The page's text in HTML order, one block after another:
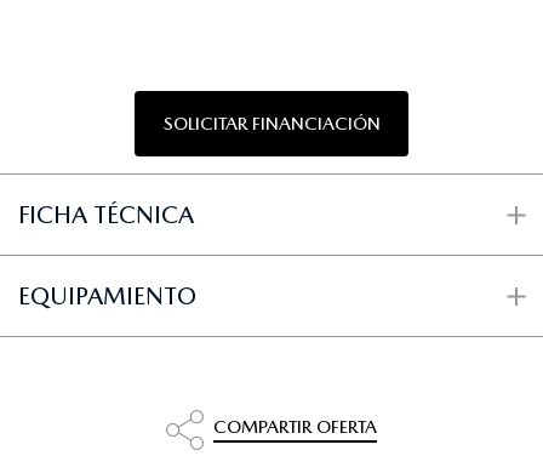
FICHA TÉCNICA
SOLICITAR FINANCIACIÓN
COMPARTIR OFERTA
EQUIPAMIENTO